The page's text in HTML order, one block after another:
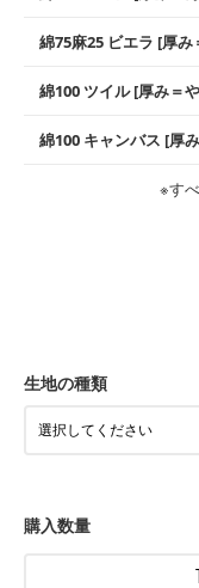
高さがオックス生地の
般にお使いいただけま
※レッスンバッグ、上
・布団カバーなどの
柔らかくふんわりと
チなど直接肌に触れる
す。
・スタイ、おくるみな
・ブラウス、チュニ
・パジャマなどの寝具
上質で薄手の平織り
良さが魅力。透け感が
・ブラウス、シャツ
綿75麻25 ビエラ [厚み
コットン75％リネン
りもふんわりとした柔
綿100 ツイル [厚み＝
綾織りの生地です。
らかいのが特徴です
・カーテン、エプロ
・パンツ、タックス
もっと詳しく見る
綿100 キャンバス [厚
耐久性があります。
小物、インテリア用
・工作用エプロン
もっと詳しく見る
※す
生地の種類
購入数量